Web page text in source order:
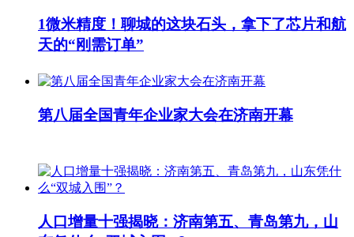
1微米精度！聊城的这块石头，拿下了芯片和航
天的“刚需订单”
第八届全国青年企业家大会在济南开幕
人口增量十强揭晓：济南第五、青岛第九，山